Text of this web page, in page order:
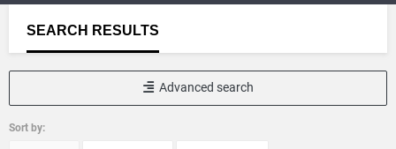
SEARCH RESULTS
Advanced search
Sort by: